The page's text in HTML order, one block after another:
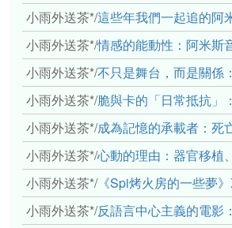
小雨外送茶*/這些年我們一起追的阿
小雨外送茶*/情感的能動性：阿米斯音樂
小雨外送茶*/不只是舞台，而是關係：台灣/原住
小雨外送茶*/脆與卡的「日常抵抗」：大學生的小道消
小雨外送茶*/成為記憶的承載者：死亡、田野與（
小雨外送茶*/心動的理由：器官移植、細
小雨外送茶*/《Spi烤火房的一些夢》X《傳奇女伶高菊花》： 透
小雨外送茶*/反語言中心主義的電影：談哈